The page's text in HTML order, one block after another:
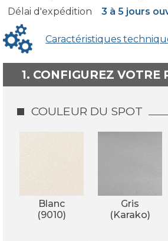
Délai d'expédition
3 à 5 jours
Caractéristiques
1. CONFIGUREZ VOTRE
COULEUR DU SPOT
Blanc
(9010)
Gris
(Karako)